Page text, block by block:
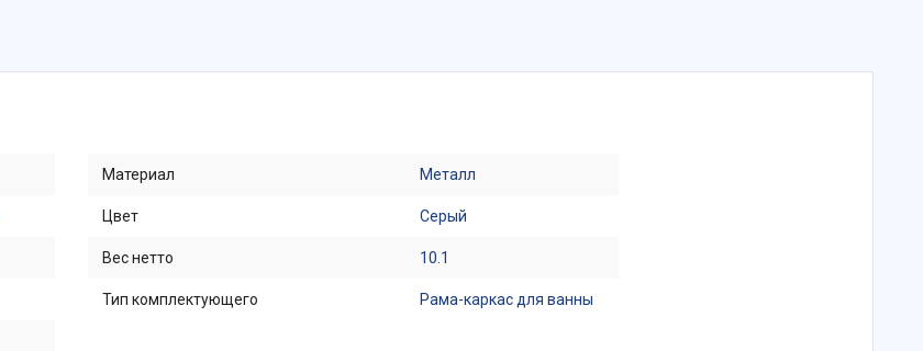
Материал Металл
Цвет Серый
Вес нетто 10.1
Тип комплектующего Рама-каркас для ванны